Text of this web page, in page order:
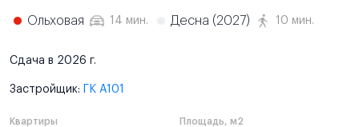
Ольховая 14 мин. Десна (2027) 10 мин.
Сдача в 2026 г.
Застройщик: ГК А101
Квартиры
Площадь, м2